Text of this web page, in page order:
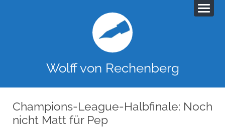
Wolff von Rechenberg
Champions-League-Halbfinale: Noch
nicht Matt für Pep